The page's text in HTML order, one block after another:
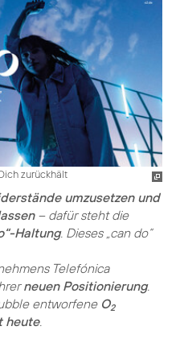
zurückhält
umzusetzen und
– dafür steht die
Haltung. Dieses „can do“
Telefónica
neuen Positionierung.
entworfene O2
heute.